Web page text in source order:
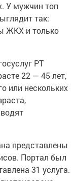
У мужчин топ
так:
ЖКХ и только
РТ
22 — 45 лет,
или нескольких
представлены
Портал был
31 услуга.